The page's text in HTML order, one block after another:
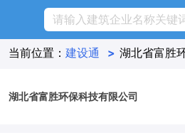
当前位置： 建设通 > 湖北省富胜
湖北省富胜环保科技有限公司